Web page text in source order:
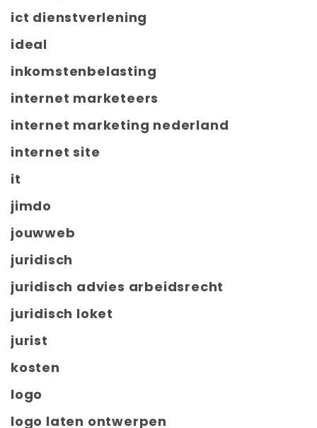
ict dienstverlening
ideal
inkomstenbelasting
internet marketeers
internet marketing nederland
internet site
it
jimdo
jouwweb
juridisch
juridisch advies arbeidsrecht
juridisch loket
jurist
kosten
logo
logo laten ontwerpen